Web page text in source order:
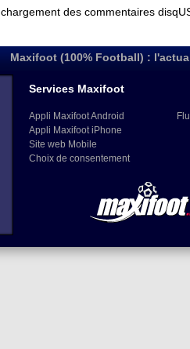
chargement des commentaires
Maxifoot (100% Football) :
Services Maxifoot
Appli Maxifoot Android
Appli Maxifoot iPhone
Site web Mobile
Choix de consentement